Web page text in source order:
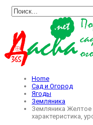
Home
Сад и Огород
Ягоды
Земляника
Земляника Желтое
характеристика,